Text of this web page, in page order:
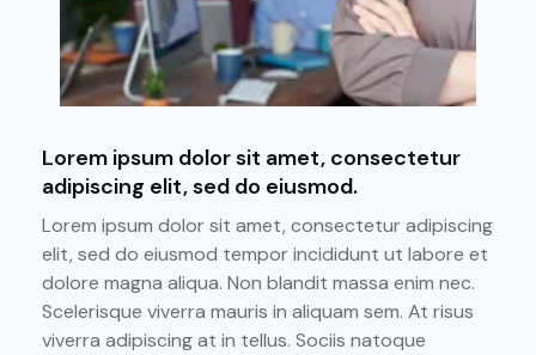
Lorem ipsum dolor sit amet, consectetur
adipiscing elit, sed do eiusmod.
Lorem ipsum dolor sit amet, consectetur adipiscing
elit, sed do eiusmod tempor incididunt ut labore et
dolore magna aliqua. Non blandit massa enim nec.
Scelerisque viverra mauris in aliquam sem. At risus
viverra adipiscing at in tellus. Sociis natoque